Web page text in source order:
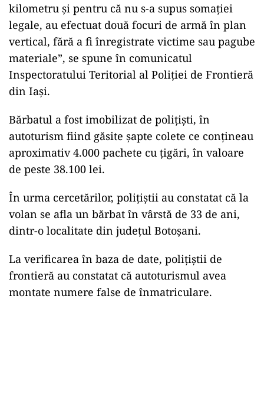
kilometru și pentru că nu s-a supus somației
legale, au efectuat două focuri de armă în plan
vertical, fără a fi înregistrate victime sau pagube
materiale”, se spune în comunicatul
Inspectoratului Teritorial al Poliției de Frontieră
din Iași.
Bărbatul a fost imobilizat de polițiști, în
autoturism fiind găsite șapte colete ce conțineau
aproximativ 4.000 pachete cu țigări, în valoare
de peste 38.100 lei.
În urma cercetărilor, polițiștii au constatat că la
volan se afla un bărbat în vârstă de 33 de ani,
dintr-o localitate din județul Botoșani.
La verificarea în baza de date, polițiștii de
frontieră au constatat că autoturismul avea
montate numere false de înmatriculare.